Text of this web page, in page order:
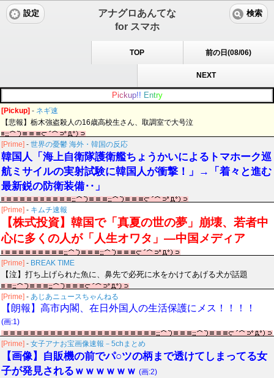
アナグロあんてな
for スマホ
設定 検索
TOP 前の日(08/06)
NEXT
Pic kup!! Entry
[Pickup] - ネギ速
【悲報】栃木強盗殺人の16歳高校生さん、取調室で大号泣
[Prime] - 世界の憂鬱 海外・韓国の反応
韓国人「海上自衛隊護衛艦ちょうかいによるトマホーク巡
航ミサイルの実射試験に韓国人が衝撃！」→「着々と進む
最新鋭の防衛装備‥」
[Prime] - キムチ速報
【株式投資】韓国で「真夏の世の夢」崩壊、若者中
心に多くの人が「人生オワタ」―中国メディア
[Prime] - BREAK TIME
【泣】打ち上げられた魚に、鼻先で必死に水をかけてあげる犬が話題
[Prime] - あじあニュースちゃんねる
【朗報】高市内閣、在日外国人の生活保護にメス！！！！
(画:1)
[Prime] - 女子アナお宝画像速報－5chまとめ
【画像】自販機の前でパ○ツの柄まで透けてしまってる女
子が発見されるｗｗｗｗｗｗ (画:2)